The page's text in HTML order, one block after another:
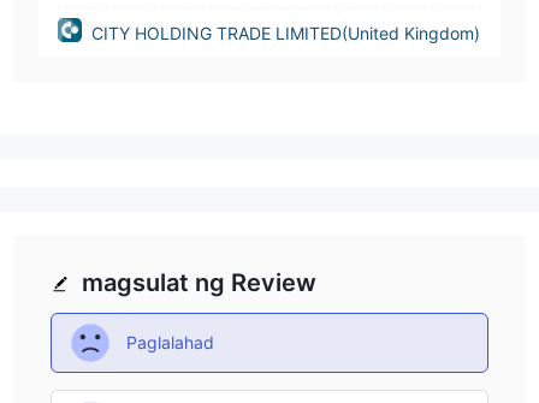
CITY HOLDING TRADE LIMITED(United Kingdom)
magsulat ng Review
Paglalahad